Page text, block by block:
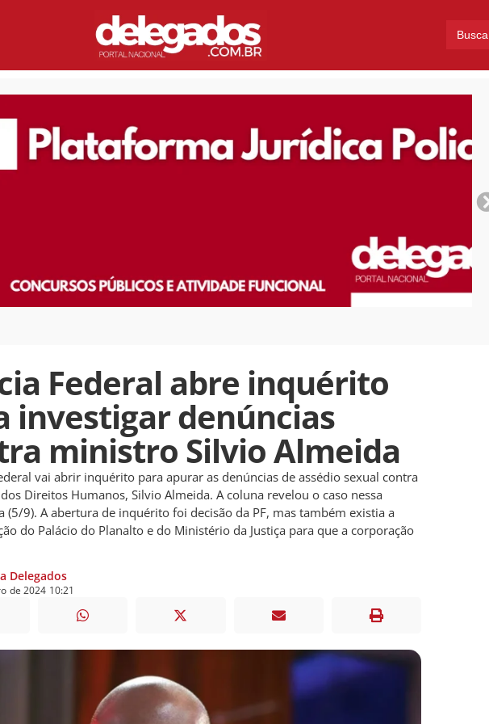
for:
Federal abre inquérito
investigar denúncias
ministro Silvio Almeida
vai abrir inquérito para apurar as denúncias de assédio sexual contra
Direitos Humanos, Silvio Almeida. A coluna revelou o caso nessa
(5/9). A abertura de inquérito foi decisão da PF, mas também existia a
do Palácio do Planalto e do Ministério da Justiça para que a corporação
Delegados
de2024 10:21